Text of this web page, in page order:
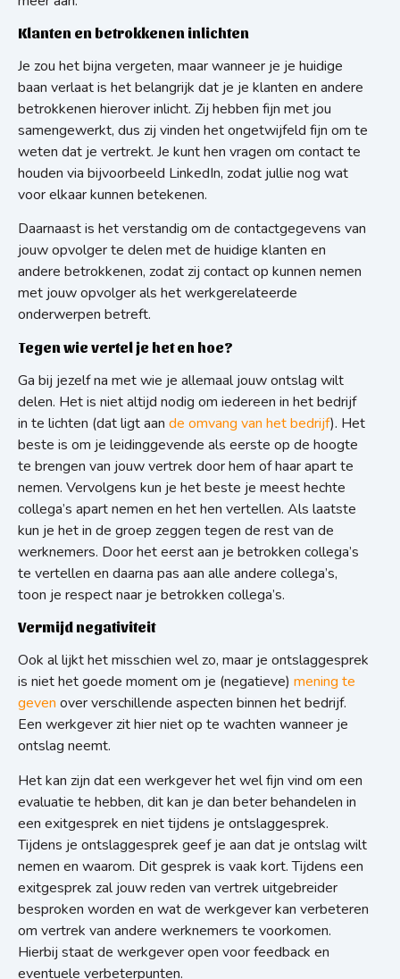
Klanten en betrokkenen inlichten
Je zou het bijna vergeten, maar wanneer je je huidige
baan verlaat is het belangrijk dat je je klanten en andere
betrokkenen hierover inlicht. Zij hebben fijn met jou
samengewerkt, dus zij vinden het ongetwijfeld fijn om te
weten dat je vertrekt. Je kunt hen vragen om contact te
houden via bijvoorbeeld LinkedIn, zodat jullie nog wat
voor elkaar kunnen betekenen.
Daarnaast is het verstandig om de contactgegevens van
jouw opvolger te delen met de huidige klanten en
andere betrokkenen, zodat zij contact op kunnen nemen
met jouw opvolger als het werkgerelateerde
onderwerpen betreft.
Tegen wie vertel je het en hoe?
Ga bij jezelf na met wie je allemaal jouw ontslag wilt
delen. Het is niet altijd nodig om iedereen in het bedrijf
in te lichten (dat ligt aan de omvang van het bedrijf). Het
beste is om je leidinggevende als eerste op de hoogte
te brengen van jouw vertrek door hem of haar apart te
nemen. Vervolgens kun je het beste je meest hechte
collega’s apart nemen en het hen vertellen. Als laatste
kun je het in de groep zeggen tegen de rest van de
werknemers. Door het eerst aan je betrokken collega’s
te vertellen en daarna pas aan alle andere collega’s,
toon je respect naar je betrokken collega’s.
Vermijd negativiteit
Ook al lijkt het misschien wel zo, maar je ontslaggesprek
is niet het goede moment om je (negatieve) mening te
geven over verschillende aspecten binnen het bedrijf.
Een werkgever zit hier niet op te wachten wanneer je
ontslag neemt.
Het kan zijn dat een werkgever het wel fijn vind om een
evaluatie te hebben, dit kan je dan beter behandelen in
een exitgesprek en niet tijdens je ontslaggesprek.
Tijdens je ontslaggesprek geef je aan dat je ontslag wilt
nemen en waarom. Dit gesprek is vaak kort. Tijdens een
exitgesprek zal jouw reden van vertrek uitgebreider
besproken worden en wat de werkgever kan verbeteren
om vertrek van andere werknemers te voorkomen.
Hierbij staat de werkgever open voor feedback en
eventuele verbeterpunten.